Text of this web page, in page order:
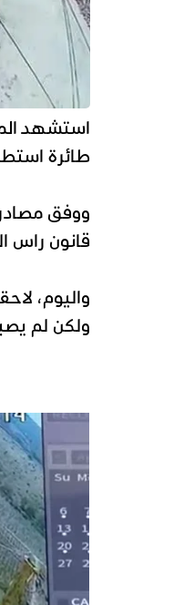
استشهد
طائرة
ووفق
قانون راس
واليوم،
ولكن لم